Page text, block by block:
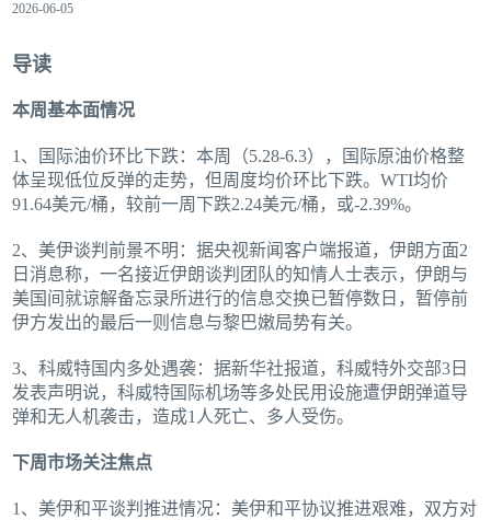
2026-06-05
导读
本周基本面情况
1、国际油价环比下跌：本周（5.28-6.3），国际原油价格整
体呈现低位反弹的走势，但周度均价环比下跌。WTI均价
91.64美元/桶，较前一周下跌2.24美元/桶，或-2.39%。
2、美伊谈判前景不明：据央视新闻客户端报道，伊朗方面2
日消息称，一名接近伊朗谈判团队的知情人士表示，伊朗与
美国间就谅解备忘录所进行的信息交换已暂停数日，暂停前
伊方发出的最后一则信息与黎巴嫩局势有关。
3、科威特国内多处遇袭：据新华社报道，科威特外交部3日
发表声明说，科威特国际机场等多处民用设施遭伊朗弹道导
弹和无人机袭击，造成1人死亡、多人受伤。
下周市场关注焦点
1、美伊和平谈判推进情况：美伊和平协议推进艰难，双方对